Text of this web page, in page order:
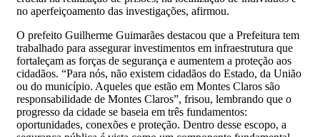
no aperfeiçoamento das investigações, afirmou.
O prefeito Guilherme Guimarães destacou que a Prefeitura tem
trabalhado para assegurar investimentos em infraestrutura que
fortaleçam as forças de segurança e aumentem a proteção aos
cidadãos. “Para nós, não existem cidadãos do Estado, da União
ou do município. Aqueles que estão em Montes Claros são
responsabilidade de Montes Claros”, frisou, lembrando que o
progresso da cidade se baseia em três fundamentos:
oportunidades, conexões e proteção. Dentro desse escopo, a